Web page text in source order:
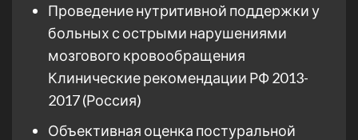
Проведение нутритивной поддержки у
больных с острыми нарушениями
мозгового кровообращения
Клинические рекомендации РФ 2013-
2017 (Россия)
Объективная оценка постуральной